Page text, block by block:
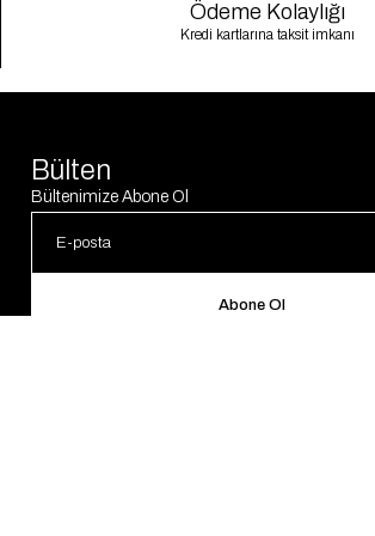
Ödeme Kolaylığı
Kredi kartlarına taksit imkanı
Bülten
Bültenimize Abone Ol
Abone Ol